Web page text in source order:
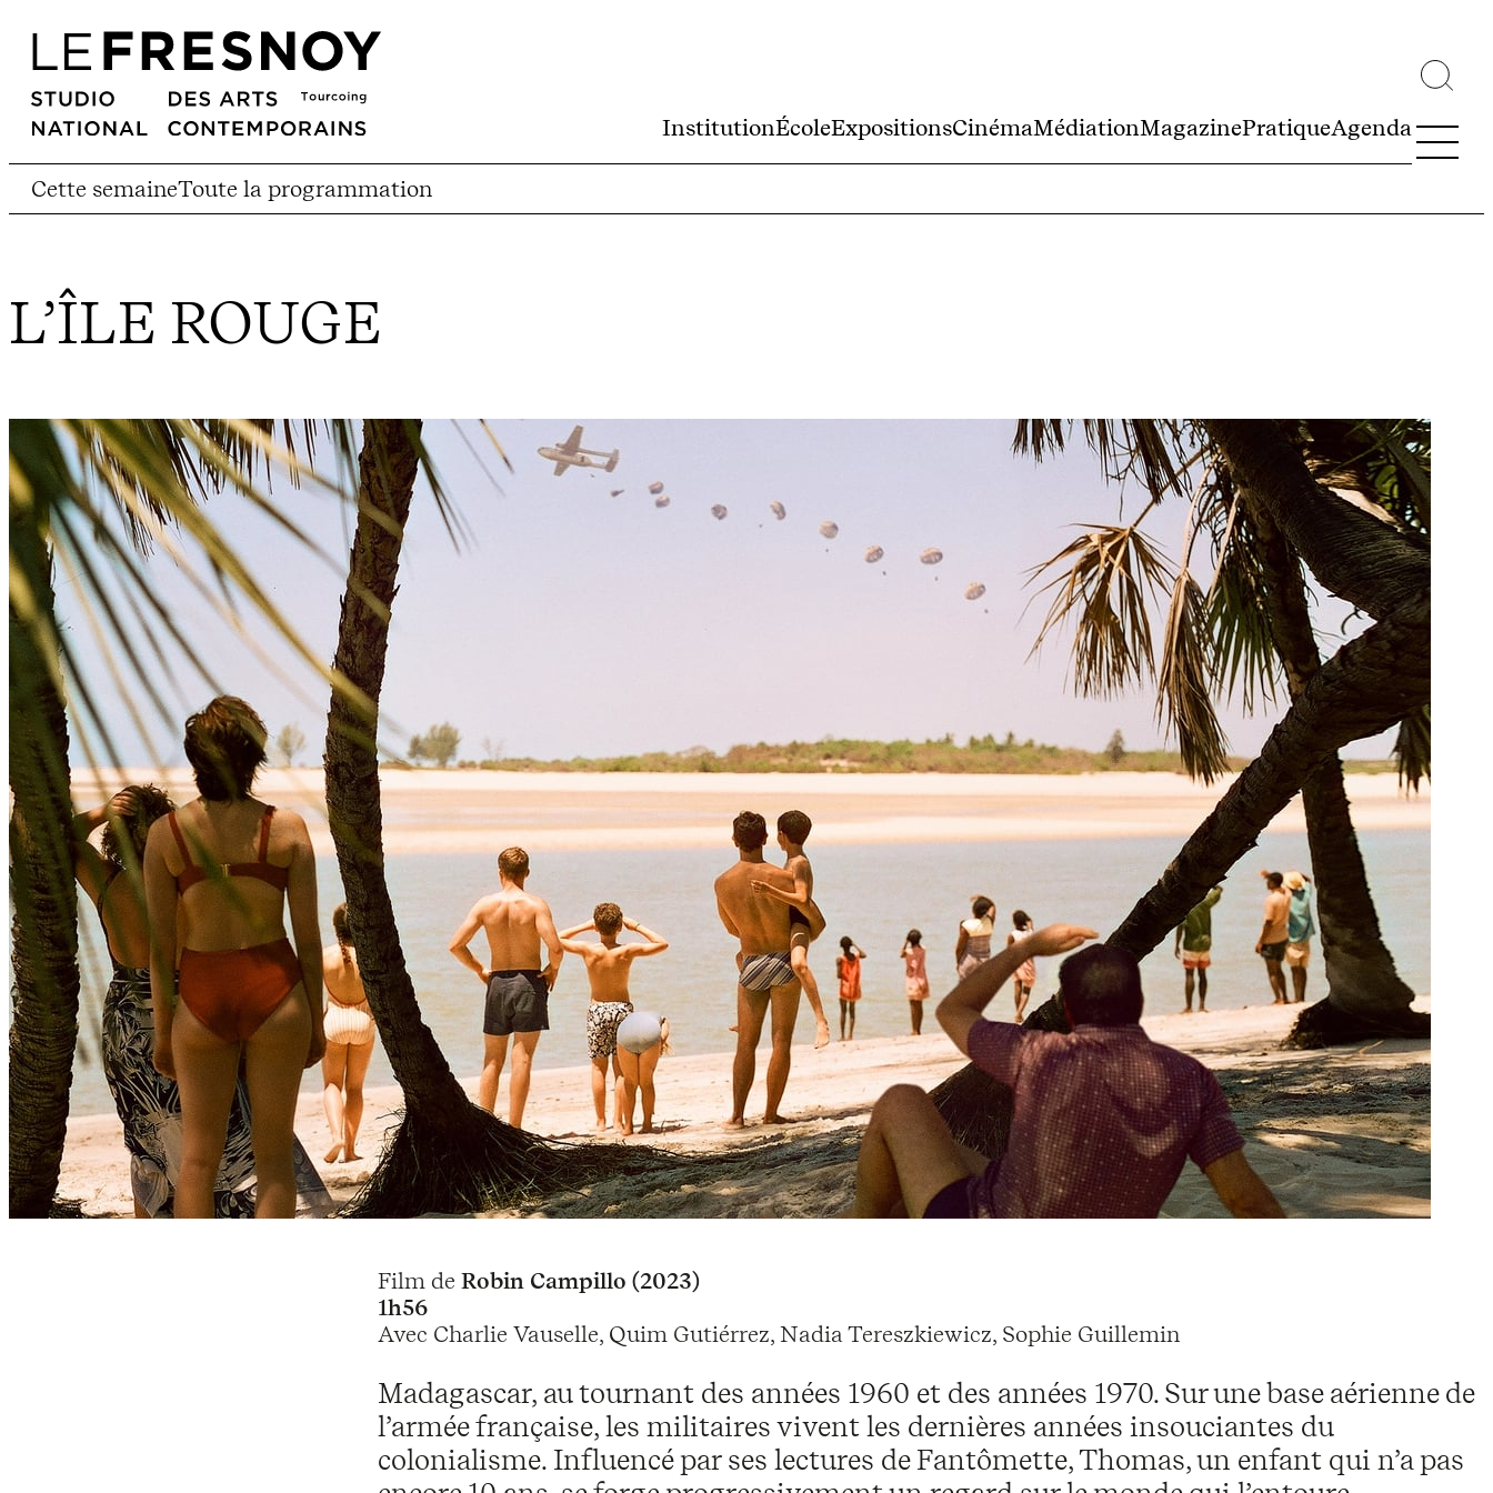
InstitutionÉcoleExpositionsCinémaMédiationMagazinePratiqueAgenda
Cette semaineToute la programmation
L’ÎLE ROUGE
Film de Robin Campillo (2023)
1h56
Avec Charlie Vauselle, Quim Gutiérrez, Nadia Tereszkiewicz, Sophie Guillemin
Madagascar, au tournant des années 1960 et des années 1970. Sur une base aérienne de
l’armée française, les militaires vivent les dernières années insouciantes du
colonialisme. Influencé par ses lectures de Fantômette, Thomas, un enfant qui n’a pas